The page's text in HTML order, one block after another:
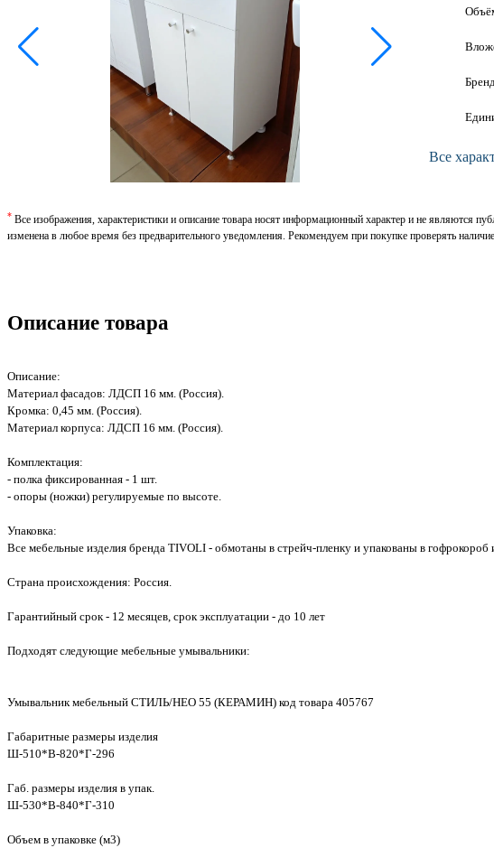
Все
* Все изображения, характеристики и описание товара носят информационный характер и не являются
изменена в любое время без предварительного уведомления. Рекомендуем при покупке проверять
Описание товара
Описание:
Материал фасадов: ЛДСП 16 мм. (Россия).
Кромка: 0,45 мм. (Россия).
Материал корпуса: ЛДСП 16 мм. (Россия).
Комплектация:
- полка фиксированная - 1 шт.
- опоры (ножки) регулируемые по высоте.
Упаковка:
Все мебельные изделия бренда TIVOLI - обмотаны в стрейч-пленку и упакованы в гофрокороб
Страна происхождения: Россия.
Гарантийный срок - 12 месяцев, срок эксплуатации - до 10 лет
Подходят следующие мебельные умывальники:
Умывальник мебельный СТИЛЬ/НЕО 55 (КЕРАМИН) код товара 405767
Габаритные размеры изделия
Ш-510*В-820*Г-296
Габ. размеры изделия в упак.
Ш-530*В-840*Г-310
Объем в упаковке (м3)